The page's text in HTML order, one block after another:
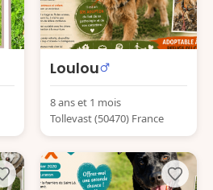
Loulou
8 ans et 1 mois
Tollevast (50470) France